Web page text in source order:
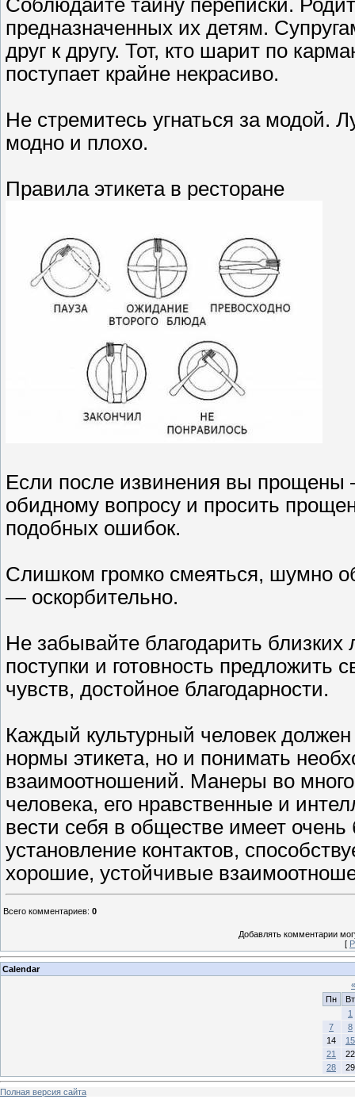
Соблюдайте тайну переписки.
предназначенных их детям.
друг к другу. Тот, кто шарит по
поступает крайне некрасиво.
Не стремитесь угнаться за модой.
модно и плохо.
Правила этикета в ресторане
Если после извинения вы прощены
обидному вопросу и просить
подобных ошибок.
Слишком громко смеяться, шумно
— оскорбительно.
Не забывайте благодарить
поступки и готовность
чувств, достойное благодарности.
Каждый культурный человек
нормы этикета, но и понимать
взаимоотношений. Манеры во
человека, его нравственные и
вести себя в обществе имеет
установление контактов,
хорошие, устойчивые
Всего комментариев: 0
Добавлять комментарии
[
Calendar
«
Пн
Вт
1
7
8
14
15
21
22
28
29
Полная версия сайта